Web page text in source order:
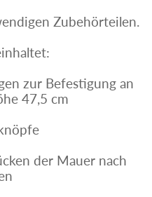
Zubehörteilen.
zur Befestigung an
47,5 cm
der Mauer nach